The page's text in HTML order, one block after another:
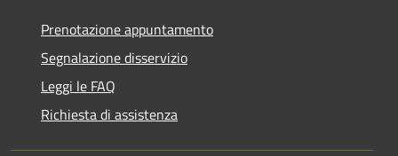
Prenotazione appuntamento
Segnalazione disservizio
Leggi le FAQ
Richiesta di assistenza